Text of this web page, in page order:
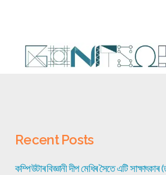
Recent Posts
কম্পিউটাৰ বিজ্ঞানী দীপ মেধিৰ সৈতে এটি